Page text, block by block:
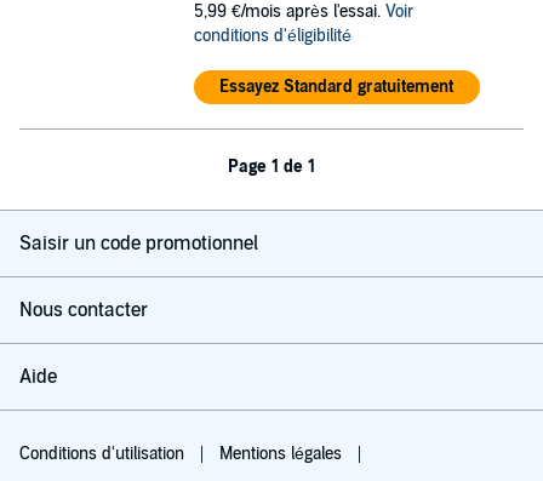
5,99 €/mois après l'essai. Voir
conditions d'éligibilité
Essayez Standard gratuitement
Page 1 de 1
Saisir un code promotionnel
Nous contacter
Aide
Conditions d'utilisation Mentions légales